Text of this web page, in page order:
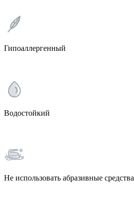
Гипоаллергенный
Водостойкий
Не использовать абразивные средства